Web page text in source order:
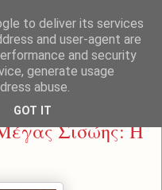
Σισώης: Η
to deliver its services
and user-agent are
and security
generate usage
abuse.
GOT IT